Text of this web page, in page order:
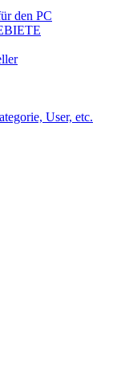
den PC
User, etc.